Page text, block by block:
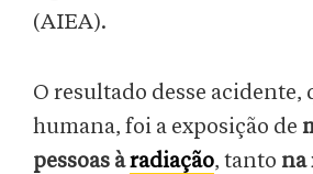
(AIEA).
O resultado desse acidente,
humana, foi a exposição de
pessoas àradiação, tanto na